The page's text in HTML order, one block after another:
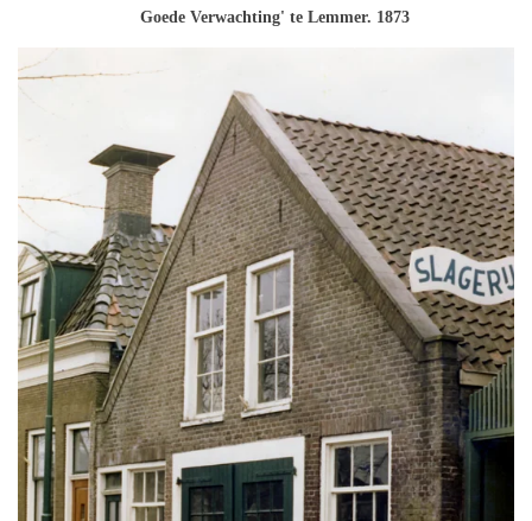
Goede Verwachting' te Lemmer. 1873